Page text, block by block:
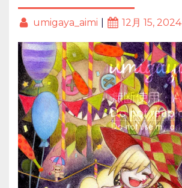
umigaya_aimi 12月 15, 2024